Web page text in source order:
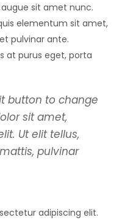
sit amet nunc.
elementum sit amet,
pulvinar ante.
at purus eget, porta
button to change
sit amet,
Ut elit tellus,
pulvinar
adipiscing elit.